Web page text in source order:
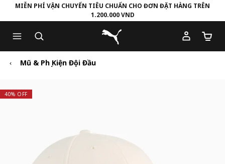
to
Main
content
to
Footer
Content
MIỄN PHÍ VẬN CHUYỂN TIÊU CHUẨN CHO ĐƠN ĐẶT HÀNG TRÊN
1.200.000 VND
Puma Trang chủ
Số
Mũ & Phụ Kiện Đội Đầu
40% OFF